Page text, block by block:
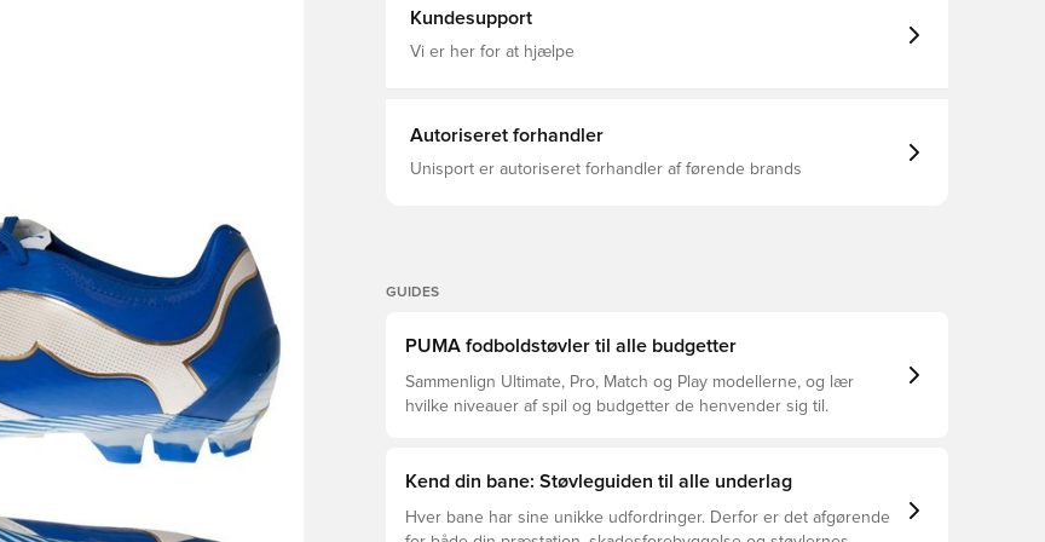
dvs. græsbaner.
Kundesupport
Vi er her for at hjælpe
Autoriseret forhandler
Unisport er autoriseret forhandler af førende brands
GUIDES
PUMA fodboldstøvler til alle budgetter
Sammenlign Ultimate, Pro, Match og Play modellerne, og lær
hvilke niveauer af spil og budgetter de henvender sig til.
Kend din bane: Støvleguiden til alle underlag
Hver bane har sine unikke udfordringer. Derfor er det afgørende